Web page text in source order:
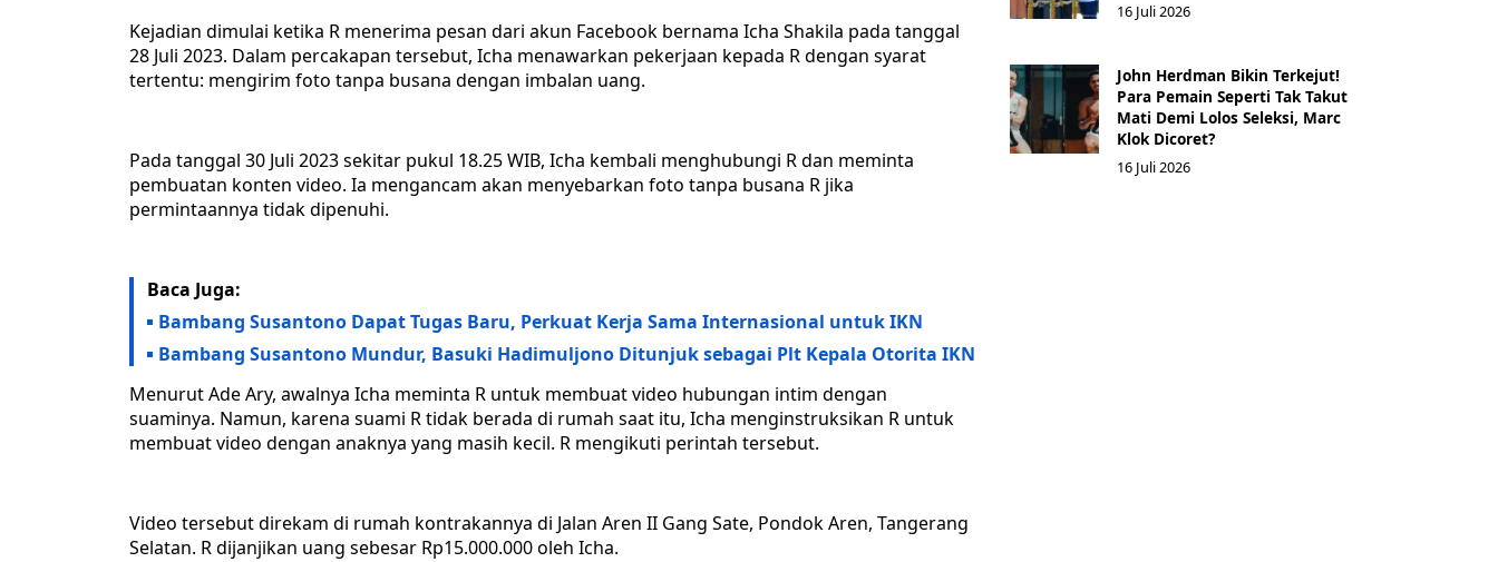
Kejadian dimulai ketika R menerima pesan dari akun Facebook bernama Icha Shakila pada tanggal
28 Juli 2023. Dalam percakapan tersebut, Icha menawarkan pekerjaan kepada R dengan syarat
tertentu: mengirim foto tanpa busana dengan imbalan uang.
Pada tanggal 30 Juli 2023 sekitar pukul 18.25 WIB, Icha kembali menghubungi R dan meminta
pembuatan konten video. Ia mengancam akan menyebarkan foto tanpa busana R jika
permintaannya tidak dipenuhi.
Baca Juga:
Bambang Susantono Dapat Tugas Baru, Perkuat Kerja Sama Internasional untuk IKN
Bambang Susantono Mundur, Basuki Hadimuljono Ditunjuk sebagai Plt Kepala Otorita IKN
Menurut Ade Ary, awalnya Icha meminta R untuk membuat video hubungan intim dengan
suaminya. Namun, karena suami R tidak berada di rumah saat itu, Icha menginstruksikan R untuk
membuat video dengan anaknya yang masih kecil. R mengikuti perintah tersebut.
Video tersebut direkam di rumah kontrakannya di Jalan Aren II Gang Sate, Pondok Aren, Tangerang
Selatan. R dijanjikan uang sebesar Rp15.000.000 oleh Icha.
16 Juli 2026
John Herdman Bikin Terkejut!
Para Pemain Seperti Tak Takut
Mati Demi Lolos Seleksi, Marc
Klok Dicoret?
16 Juli 2026